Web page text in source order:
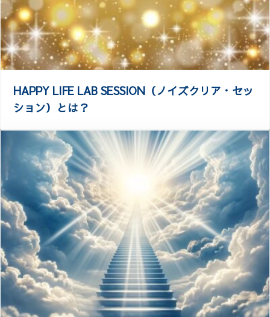
HAPPY LIFE LAB SESSION（ノイズクリア・セッ
ション）とは？